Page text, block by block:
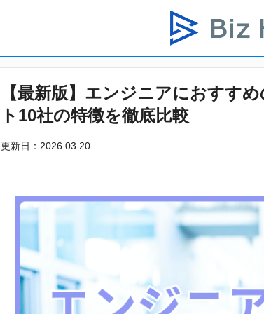
【最新版】エンジニアにおすす
ト10社の特徴を徹底比較
更新日：2026.03.20